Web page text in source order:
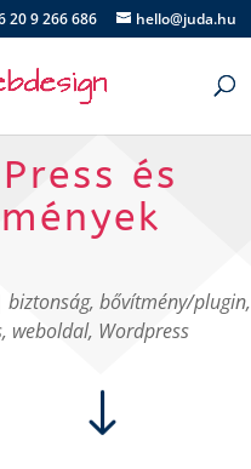
20 9 266 686 hello@juda.hu
és
biztonság, bővítmény/plugin,
, weboldal, Wordpress
"